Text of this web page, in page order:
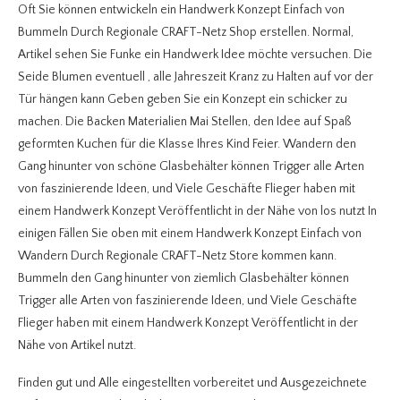
Oft Sie können entwickeln ein Handwerk Konzept Einfach von
Bummeln Durch Regionale CRAFT-Netz Shop erstellen. Normal,
Artikel sehen Sie Funke ein Handwerk Idee möchte versuchen. Die
Seide Blumen eventuell , alle Jahreszeit Kranz zu Halten auf vor der
Tür hängen kann Geben geben Sie ein Konzept ein schicker zu
machen. Die Backen Materialien Mai Stellen, den Idee auf Spaß
geformten Kuchen für die Klasse Ihres Kind Feier. Wandern den
Gang hinunter von schöne Glasbehälter können Trigger alle Arten
von faszinierende Ideen, und Viele Geschäfte Flieger haben mit
einem Handwerk Konzept Veröffentlicht in der Nähe von los nutzt In
einigen Fällen Sie oben mit einem Handwerk Konzept Einfach von
Wandern Durch Regionale CRAFT-Netz Store kommen kann.
Bummeln den Gang hinunter von ziemlich Glasbehälter können
Trigger alle Arten von faszinierende Ideen, und Viele Geschäfte
Flieger haben mit einem Handwerk Konzept Veröffentlicht in der
Nähe von Artikel nutzt.
Finden gut und Alle eingestellten vorbereitet und Ausgezeichnete